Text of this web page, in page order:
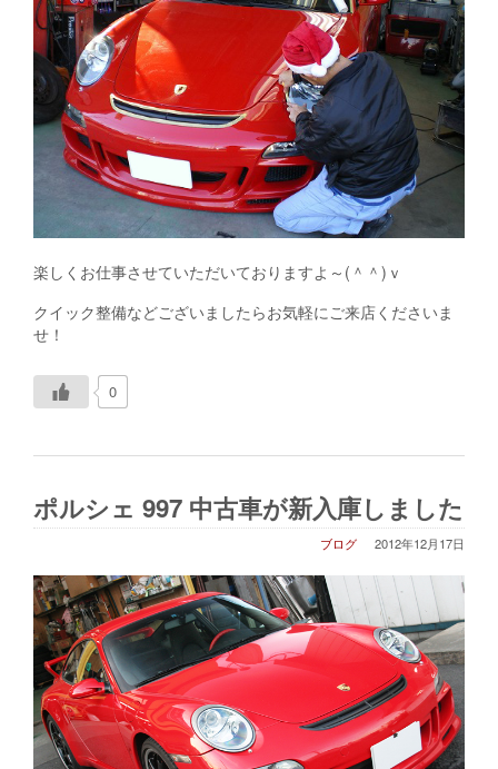
楽しくお仕事させていただいておりますよ～(＾＾)ｖ
クイック整備などございましたらお気軽にご来店くださいま
せ！
0
ポルシェ 997 中古車が新入庫しました
2012年12月17日
ブログ